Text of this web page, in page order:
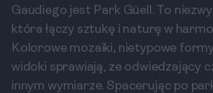
Gaudiego jest Park Güell. To
która łączy sztukę i naturę w
Kolorowe mozaiki, nietypowe
widoki sprawiają, że odwiedzający
innym wymiarze. Spacerując po